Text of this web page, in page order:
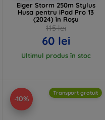
Eiger Storm 250m Stylus
Husa pentru iPad Pro 13
(2024) în Roșu
115 lei
60 lei
Ultimul produs în stoc
-10%
Transport gratuit